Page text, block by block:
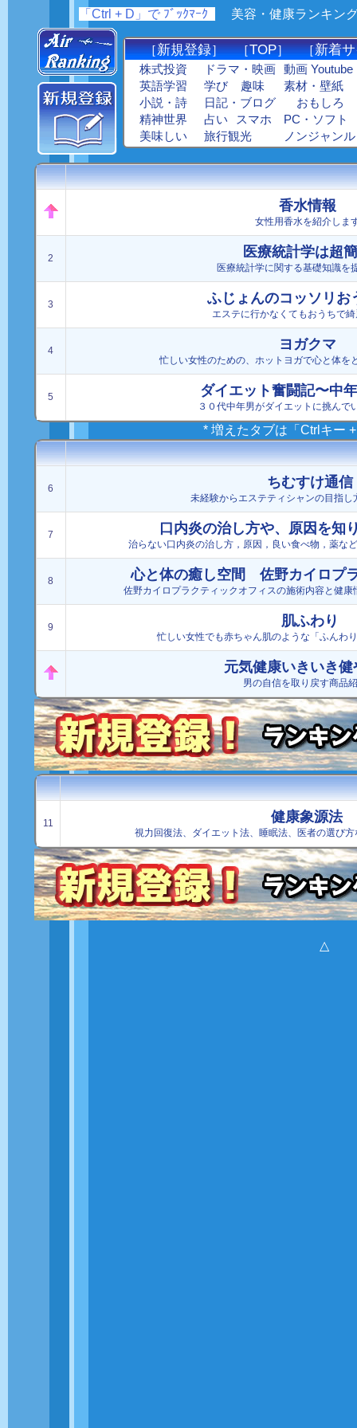
「Ctrl + D」で ﾌﾞｯｸﾏｰｸ 美容・健康ランキン
［新規登録］ ［TOP］ ［新着
株式投資
英語学習
小説・詩
精神世界
美味しい
ドラマ・映画
学び
趣味
日記・ブログ
占い
スマホ
旅行観光
動画 Youtube
素材・壁紙
おもしろ
PC・ソフト
ノンジャンル
香水情報
女性用香水を紹介しま
2 医療統計学は超
医療統計学に関する基礎知識を
3 ふじょんのコッソリお
エステに行かなくてもおうちで
4 ヨガクマ
忙しい女性のための、ホットヨガで心と体を
5 ダイエット奮闘記〜中
３０代中年男がダイエットに挑んで
* 増えたタブは「Ctrlキー
6 ちむすけ通信
未経験からエステティシャンの目指し
7 口内炎の治し方や、原因を知
治らない口内炎の治し方，原因，良い食べ物，薬な
8 心と体の癒し空間 佐野カイロプ
佐野カイロプラクティックオフィスの施術内容と健
9 肌ふわり
忙しい女性でも赤ちゃん肌のような「ふんわ
元気健康いきいき健
男の自信を取り戻す商品
11 健康象源法
視力回復法、ダイエット法、睡眠法、医者の選び
△